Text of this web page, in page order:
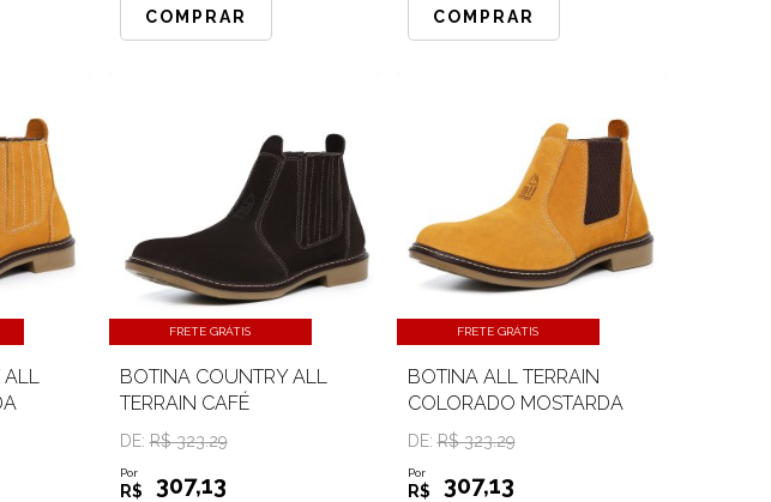
COMPRAR COMPRAR
FRETE GRÁTIS
BOTINA COUNTRY ALL
TERRAIN CAFÉ
DE:R$ 323.29
Por
R$ 307,13
FRETE GRÁTIS
BOTINA ALL TERRAIN
COLORADO MOSTARDA
DE:R$ 323.29
Por
R$ 307,13